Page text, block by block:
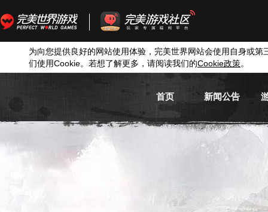
为向您提供良好的网站使用体验，完美世界网站会使用自身或第
们使用Cookie。若想了解更多，请阅读我们的Cookie政策。
首页 新闻公告
游戏新闻
活动信息